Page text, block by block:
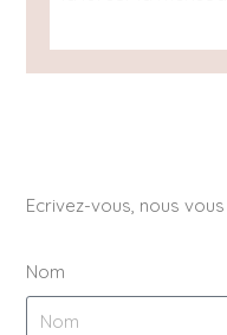
Ecrivez-vous, nous
Nom